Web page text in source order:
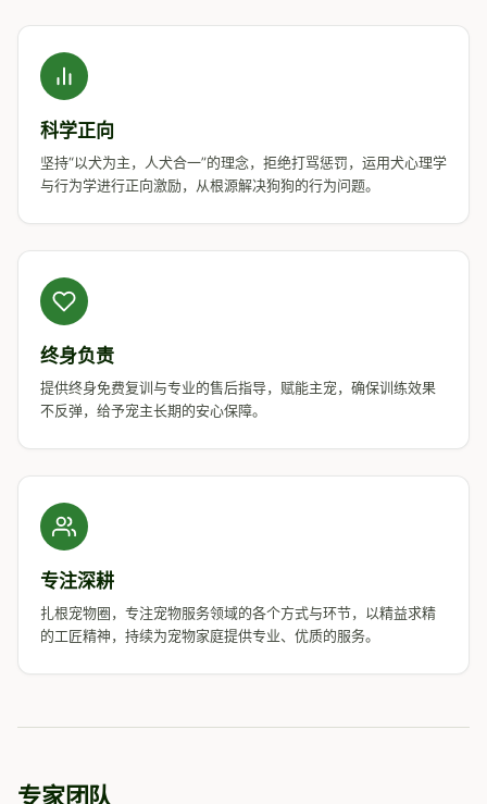
科学正向
坚持“以犬为主，人犬合一”的理念，拒绝打骂惩罚，运用犬心理学
与行为学进行正向激励，从根源解决狗狗的行为问题。
终身负责
提供终身免费复训与专业的售后指导，赋能主宠，确保训练效果
不反弹，给予宠主长期的安心保障。
专注深耕
扎根宠物圈，专注宠物服务领域的各个方式与环节，以精益求精
的工匠精神，持续为宠物家庭提供专业、优质的服务。
专家团队